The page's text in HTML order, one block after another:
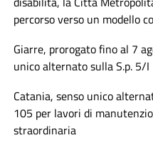
percorso verso un modello
Giarre, prorogato fino al 7
unico alternato sulla S.p. 5/I
Catania, senso unico
105 per lavori di
straordinaria